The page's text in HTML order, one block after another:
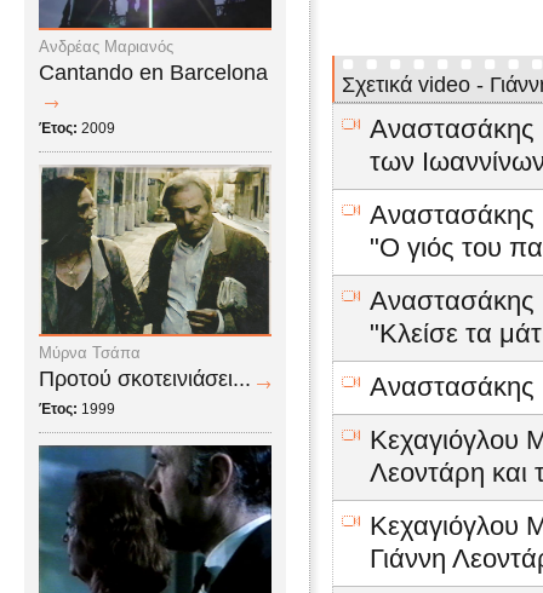
Ανδρέας Μαριανός
Cantando en Barcelona
Έτος: 2009
Μύρνα Τσάπα
Προτού σκοτεινιάσει...
Έτος: 1999
Σχετικά video -
Αναστασάκης
των
Αναστασάκης
"Ο γιός του
Αναστασάκης
"Κλείσε τα
Αναστασάκης
Κεχαγιόγλου
Λεοντάρη και
Κεχαγιόγλου
Γιάννη